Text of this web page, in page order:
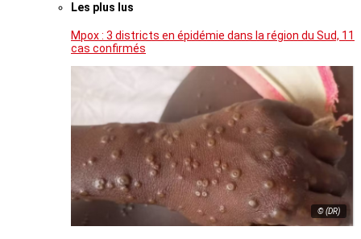
Les plus lus
Mpox : 3 districts en épidémie dans la région du Sud, 11
cas confirmés
© (DR)